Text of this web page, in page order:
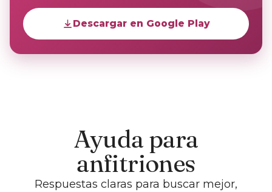
Descargar en Google Play
Ayuda para
anfitriones
Respuestas claras para buscar mejor,